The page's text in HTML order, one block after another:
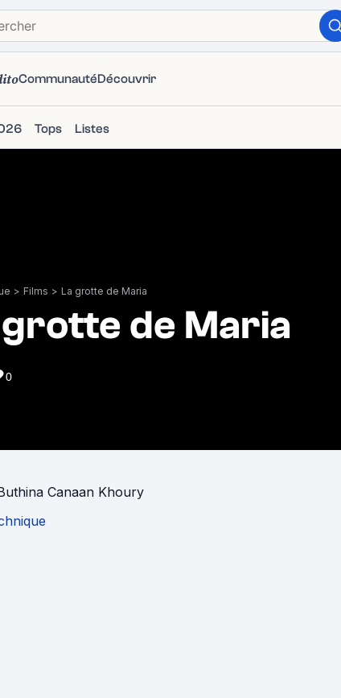
CommunautéDécouvrir
Tops Listes
> Films > La grotte de Maria
de Maria
0
Canaan Khoury